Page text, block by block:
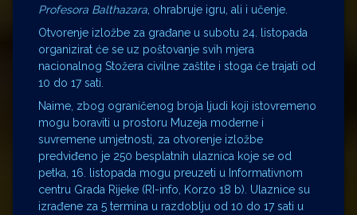
Profesora Balthazara , ohrabruje igru, ali i učenje.
Otvorenje izložbe za građane u subotu 24. listopada
organizirat će se uz poštovanje svih mjera
nacionalnog Stožera civilne zaštite i stoga će trajati od
10 do 17 sati.
Naime, zbog ograničenog broja ljudi koji istovremeno
mogu boraviti u prostoru Muzeja moderne i
suvremene umjetnosti, za otvorenje izložbe
predviđeno je 250 besplatnih ulaznica koje se od
petka, 16. listopada mogu preuzeti u Informativnom
centru Grada Rijeke (RI-info, Korzo 18 b). Ulaznice su
izrađene za 5 termina u razdoblju od 10 do 17 sati u